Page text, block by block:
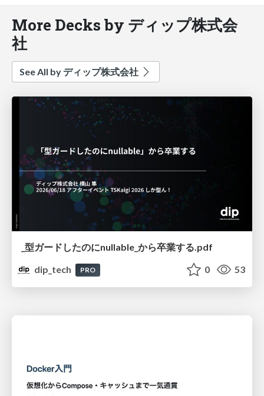
More Decks by ディップ株式会
社
See All by ディップ株式会社
_型ガードしたのにnullable_から卒業する.pdf
dip_tech
PRO 0 53